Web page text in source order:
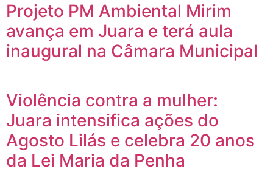
Projeto PM Ambiental Mirim
avança em Juara e terá aula
inaugural na Câmara Municipal
Violência contra a mulher:
Juara intensifica ações do
Agosto Lilás e celebra 20 anos
da Lei Maria da Penha